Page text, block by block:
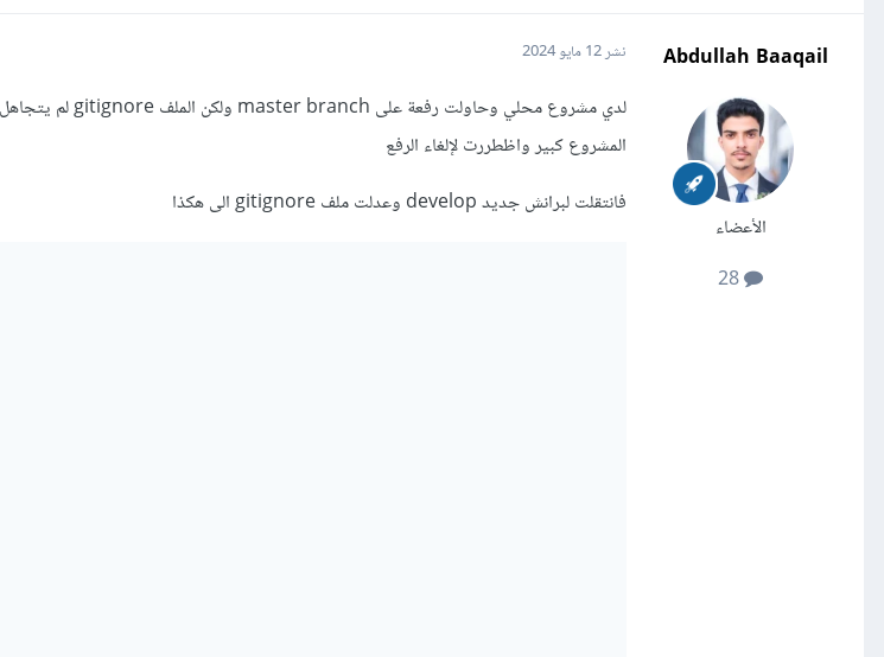
Abdullah Baaqail
الأعضاء
نشر12 مايو 2024
المشروع كبير واظطررت لإلغاء الرفع
فانتقلت لبرانش جديد develop وعدلت ملف gitignore الى هكذا